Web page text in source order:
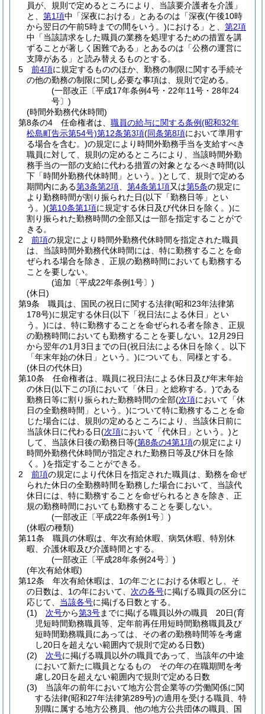
員が、規則で定めるところにより、当該要介護者を介護」
と、 第1項中「深夜における」とあるのは「深夜(午後10時
から翌日の午前5時までの間をいう。)における」と、 第2項
中「当該請求をした職員の業務を処理するための措置を講
ずることが著しく困難である」とあるのは「公務の運営に
支障がある」と読み替えるものとする。
5
前4項に規定するもののほか、勤務の制限に関する手続そ
の他の勤務の制限に関し必要な事項は、規則で定める。
(一部改正〔平成17年条例4号・22年11号・28年24
号〕)
(時間外勤務代休時間)
第8条の4
任命権者は、 職員の給与に関する条例(昭和32年
松島町告示第54号)第12条第3項(同条第8項において準用す
る場合を含む。)の規定により時間外勤務手当を支給すべき
職員に対して、規則の定めるところにより、当該時間外勤
務手当の一部の支給に代わる措置の対象となるべき時間(以
下「時間外勤務代休時間」という。)として、規則で定める
期間内にある第3条第2項 第4条第1項又は第5条の規定に
より勤務時間が割り振られた日(以下「勤務日等」とい
う。)(第10条第1項に規定する休日及び代休日を除く。)に
割り振られた勤務時間の全部又は一部を指定することがで
きる。
2
前項の規定により時間外勤務代休時間を指定された職員
は、当該時間外勤務代休時間には、特に勤務することを命
ぜられる場合を除き、正規の勤務時間においても勤務する
ことを要しない。
(追加〔平成22年条例1号〕)
(休日)
第9条
職員は、国民の祝日に関する法律(昭和23年法律第
178号)に規定する休日(以下「祝日法による休日」とい
う。)には、特に勤務することを命ぜられる者を除き、正規
の勤務時間においても勤務することを要しない。 12月29日
から翌年の1月3日までの日(祝日法による休日を除く。以下
「年末年始の休日」という。)についても、同様とする。
(休日の代休日)
第10条
任命権者は、職員に祝日法による休日及び年末年始
の休日(以下この項において「休日」と総称する。)である
勤務日等に割り振られた勤務時間の全部(次項において「休
日の全勤務時間」という。)について特に勤務することを命
じた場合には、規則の定めるところにより、当該休日前に
当該休日に代わる日(次項において「代休日」という。)と
して、当該休日後の勤務日等(第8条の4第1項の規定により
時間外勤務代休時間が指定された勤務日等及び休日を除
く。)を指定することができる。
2
前項の規定により代休日を指定された職員は、勤務を命ぜ
られた休日の全勤務時間を勤務した場合において、当該代
休日には、特に勤務することを命ぜられるときを除き、正
規の勤務時間においても勤務することを要しない。
(一部改正〔平成22年条例1号〕)
(休暇の種類)
第11条
職員の休暇は、年次有給休暇、病気休暇、特別休
暇、介護休暇及び介護時間とする。
(一部改正〔平成28年条例24号〕)
(年次有給休暇)
第12条
年次有給休暇は、1の年ごとにおける休暇とし、そ
の日数は、1の年において、 次の各号に掲げる職員の区分に
応じて、 当該各号に掲げる日数とする。
(1)
次号から第3号までに掲げる職員以外の職員 20日(育
児短時間勤務職員等、定年前再任用短時間勤務職員及び
短時間勤務職員にあっては、その者の勤務時間等を考慮
し20日を超えない範囲内で規則で定める日数)
(2)
次号に掲げる職員以外の職員であって、当該年の中途
において新たに職員となるもの その年の在職期間を考
慮し20日を超えない範囲内で規則で定める日数
(3)
当該年の前年において地方公営企業等の労働関係に関
する法律(昭和27年法律第289号)の適用を受ける職員、特
別職に属する地方公務員、他の地方公共団体の職員、国